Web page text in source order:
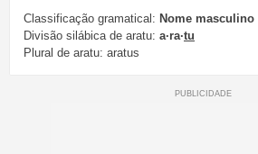
Classificação gramatical: Nome masculino
Divisão silábica de aratu: a·ra·tu
Plural de aratu: aratus